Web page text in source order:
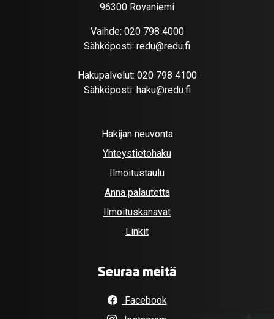
96300 Rovaniemi
Vaihde: 020 798 4000
Sähköposti: redu@redu.fi
Hakupalvelut: 020 798 4100
Sähköposti: haku@redu.fi
Hakijan neuvonta
Yhteystietohaku
Ilmoitustaulu
Anna palautetta
Ilmoituskanavat
Linkit
Seuraa meitä
Facebook